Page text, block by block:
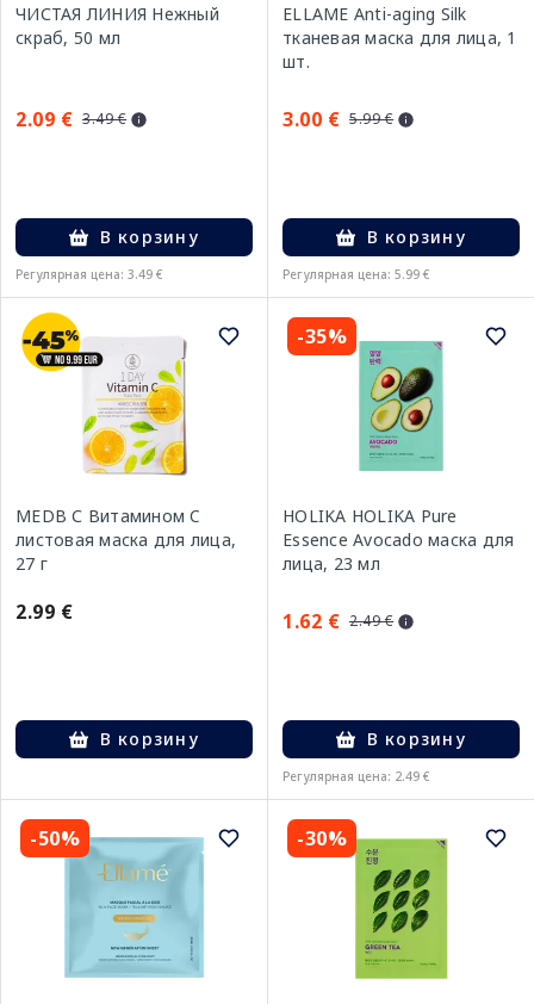
ЧИСТАЯ ЛИНИЯ Hежный
скраб, 50 мл
2.09 € 3.49 €
В корзину
Регулярная цена: 3.49 €
ELLAME Anti-aging Silk
тканевая маска для лица, 1
шт.
3.00 € 5.99 €
В корзину
Регулярная цена: 5.99 €
MEDB С Витамином C
листовая маска для лица,
27 г
2.99 €
В корзину
-35%
HOLIKA HOLIKA Pure
Essence Avocado маска для
лица, 23 мл
1.62 € 2.49 €
В корзину
Регулярная цена: 2.49 €
-50% -30%